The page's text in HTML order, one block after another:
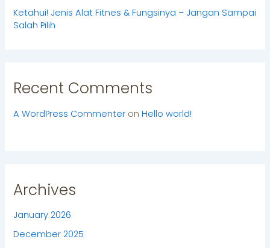
Ketahui! Jenis Alat Fitnes & Fungsinya – Jangan Sampai
Salah Pilih
Recent Comments
A WordPress Commenter onHello world!
Archives
January 2026
December 2025